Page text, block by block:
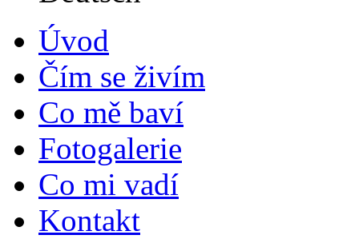
Úvod
Čím se živím
Co mě baví
Fotogalerie
Co mi vadí
Kontakt